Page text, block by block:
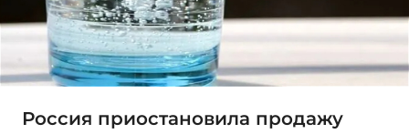
Россия приостановила продажу